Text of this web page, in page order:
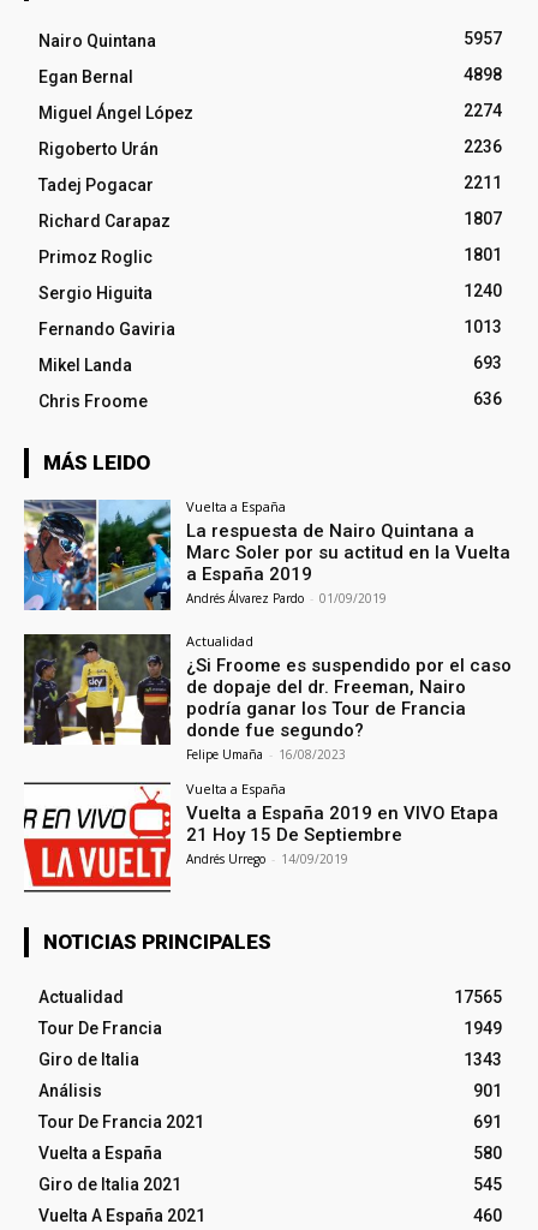
Nairo Quintana
5957
Egan Bernal
4898
Miguel Ángel López
2274
Rigoberto Urán
2236
Tadej Pogacar
2211
Richard Carapaz
1807
Primoz Roglic
1801
Sergio Higuita
1240
Fernando Gaviria
1013
Mikel Landa
693
Chris Froome
636
MÁS LEIDO
Vuelta a España
La respuesta de Nairo Quintana a
Marc Soler por su actitud en la Vuelta
a España 2019
Andrés Álvarez Pardo - 01/09/2019
Actualidad
¿Si Froome es suspendido por el caso
de dopaje del dr. Freeman, Nairo
podría ganar los Tour de Francia
donde fue segundo?
Felipe Umaña - 16/08/2023
Vuelta a España
Vuelta a España 2019 en VIVO Etapa
21 Hoy 15 De Septiembre
Andrés Urrego - 14/09/2019
NOTICIAS PRINCIPALES
Actualidad
17565
Tour De Francia
1949
Giro de Italia
1343
Análisis
901
Tour De Francia 2021
691
Vuelta a España
580
Giro de Italia 2021
545
Vuelta A España 2021
460